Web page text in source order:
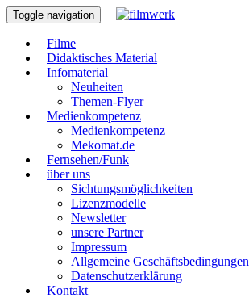
Toggle navigation
Filme
Didaktisches Material
Infomaterial
Neuheiten
Themen-Flyer
Medienkompetenz
Medienkompetenz
Mekomat.de
Fernsehen/Funk
über uns
Sichtungsmöglichkeiten
Lizenzmodelle
Newsletter
unsere Partner
Impressum
Allgemeine Geschäftsbedingungen
Datenschutzerklärung
Kontakt